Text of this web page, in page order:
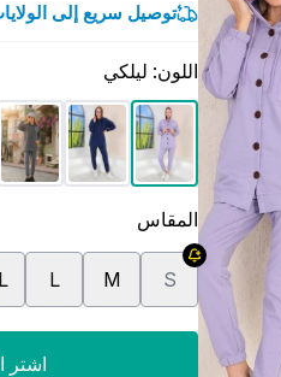
توصيل سريع إلى الولايات
اللون: ليلكي
المقاس
S
M
L
اشتر